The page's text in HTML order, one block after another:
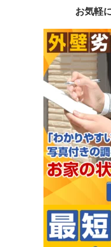
お気軽